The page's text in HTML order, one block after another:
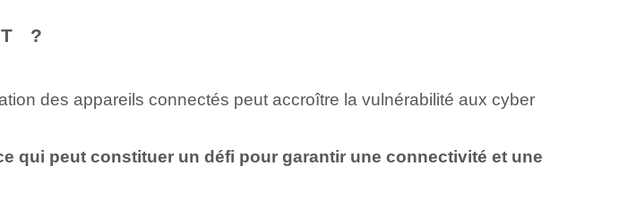
?
des appareils connectés peut accroître la vulnérabilité aux cyber
qui peut constituer un défi pour garantir une connectivité et une